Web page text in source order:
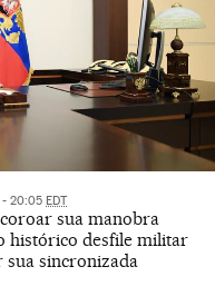
- 20:05 EDT
sua manobra
histórico desfile militar
sua sincronizada